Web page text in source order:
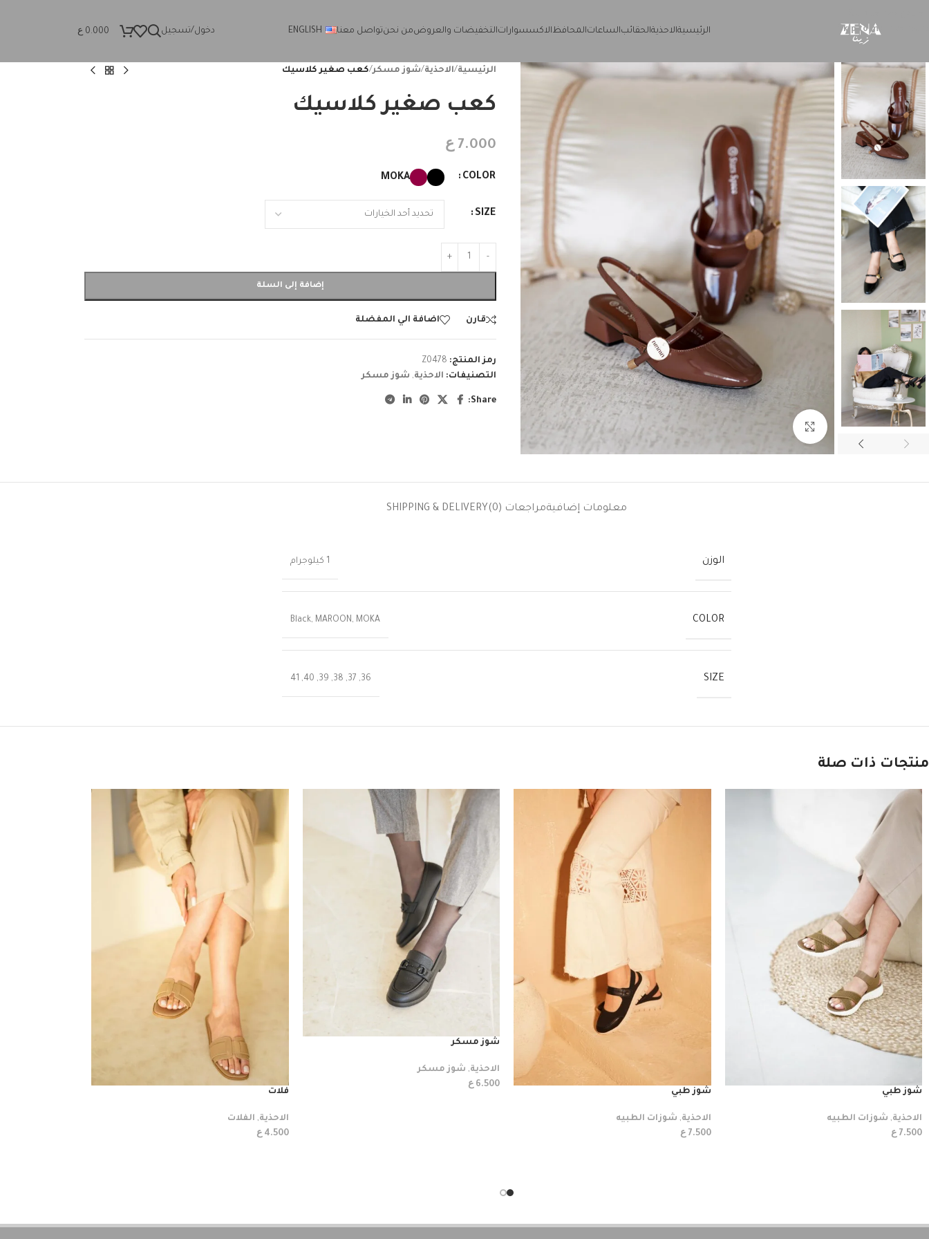
Skip to main content
الرئيسيةالاحذيةالحقائبالساعاتالمحافظالاكسسواراتالتخفيضات والعروضمن نحنتواصل معنا ENGLISH دخول/تسجيل 0.000 ع
الرئيسية/الاحذية/شوز مسكر/كعب صغير كلاسيك
كعب صغير كلاسيك
7.000 ع
COLOR
MOKA
SIZE
إضافة إلى السلة
قارن اضافة الي المفضلة
رمز المنتج: Z0478
التصنيفات: الاحذية, شوز مسكر
Share:
معلومات إضافيةمراجعات (0) SHIPPING & DELIVERY
الوزن 1 كيلوجرام
COLOR
Black, MAROON, MOKA
SIZE
36
,
37
,
38
,
39
,
40
,
41
منتجات ذات صلة
شوز طبي
الاحذية, شوزات الطبيه
7.500 ع
شوز طبي
الاحذية, شوزات الطبيه
7.500 ع
شوز مسكر
الاحذية, شوز مسكر
6.500 ع
فلات
الاحذية, الفلات
4.500 ع